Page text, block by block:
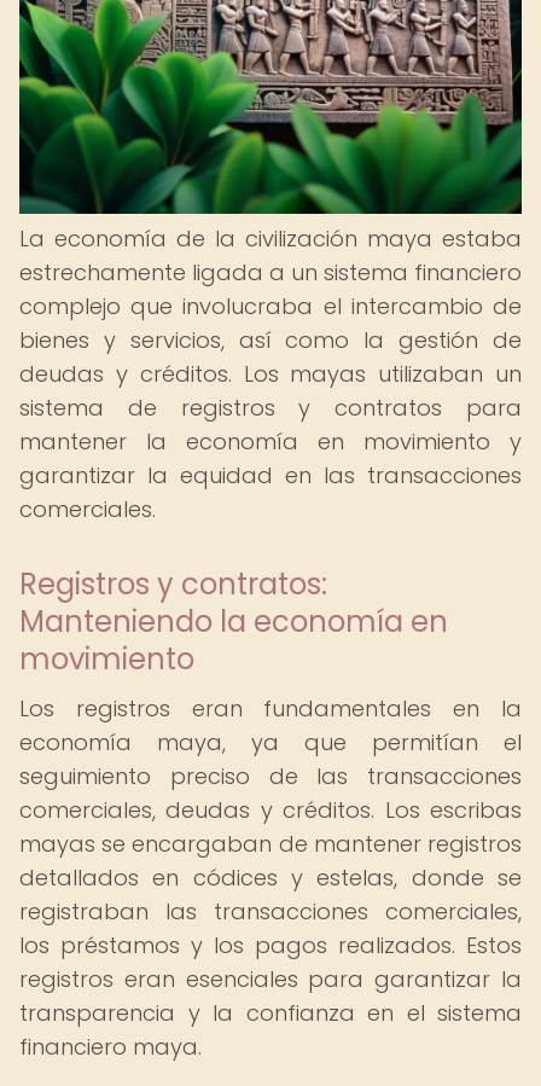
La economía de la civilización maya estaba
estrechamente ligada a un sistema financiero
complejo que involucraba el intercambio de
bienes y servicios, así como la gestión de
deudas y créditos. Los mayas utilizaban un
sistema de registros y contratos para
mantener la economía en movimiento y
garantizar la equidad en las transacciones
comerciales.
Registros y contratos:
Manteniendo la economía en
movimiento
Los registros eran fundamentales en la
economía maya, ya que permitían el
seguimiento preciso de las transacciones
comerciales, deudas y créditos. Los escribas
mayas se encargaban de mantener registros
detallados en códices y estelas, donde se
registraban las transacciones comerciales,
los préstamos y los pagos realizados. Estos
registros eran esenciales para garantizar la
transparencia y la confianza en el sistema
financiero maya.